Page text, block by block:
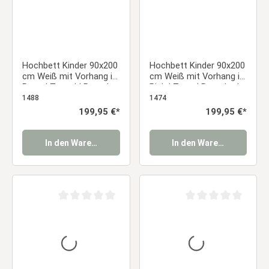
Hochbett Kinder 90x200
cm Weiß mit Vorhang in
Rosa | Tunnel | Rutsche
| ohne Lattenrost
1488
Regulärer Preis:
199,95 €*
In den Warenkorb
Hochbett Kinder 90x200
cm Weiß mit Vorhang in
Pink | Turm | Rutsche |
ohne Lattenrost
1474
Regulärer Preis:
199,95 €*
In den Warenkorb